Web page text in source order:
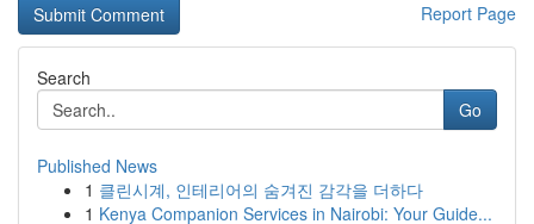
Report Page
Search
Go
Published News
1 클린시계, 인테리어의 숨겨진 감각을 더하다
1 Kenya Companion Services in Nairobi: Your Guide...